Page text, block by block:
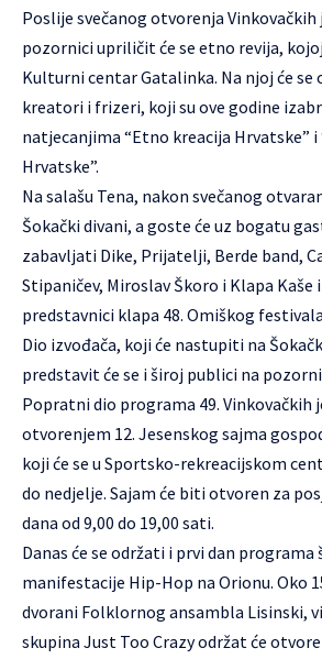
Poslije svečanog otvorenja Vinkovačkih
pozornici upriličit će se etno revija,
Kulturni centar Gatalinka. Na njoj će
kreatori i frizeri, koji su ove godine
natjecanjima “Etno kreacija Hrvatske”
Hrvatske”.
Na salašu Tena, nakon svečanog
Šokački divani, a goste će uz bogatu
zabavljati Dike, Prijatelji, Berde band,
Stipaničev, Miroslav Škoro i Klapa Kaše
predstavnici klapa 48. Omiškog festivala
Dio izvođača, koji će nastupiti na
predstavit će se i široj publici na
Popratni dio programa 49. Vinkovačkih
otvorenjem 12. Jesenskog sajma
koji će se u Sportsko-rekreacijskom
do nedjelje. Sajam će biti otvoren za
dana od 9,00 do 19,00 sati.
Danas će se održati i prvi dan programa
manifestacije Hip-Hop na Orionu. Oko
dvorani Folklornog ansambla Lisinski,
skupina Just Too Crazy održat će